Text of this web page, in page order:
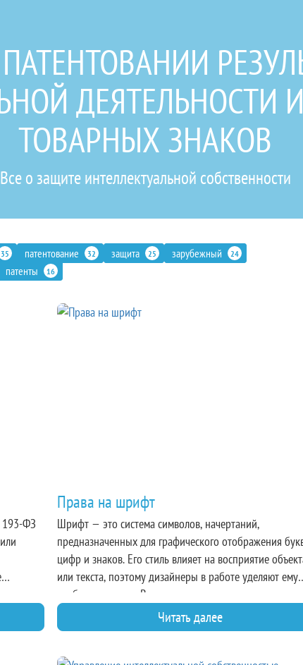
ДЕЯТЕЛЬНОСТИ
ТОВАРНЫХ ЗНАКОВ
Все о защите интеллектуальной собственности
35 патентование 32 защита 25 зарубежный 24
патенты 16
193-ФЗ
Права на шрифт
Шрифт — это система символов, начертаний,
предназначенных для графического отображения
цифр и знаков. Его стиль влияет на восприятие
или текста, поэтому дизайнеры в работе уделяют ему
особое внимание. В то же время вопросы, как
использовать его законно, как грамотно оформить на
права, до сих пор остаются дискуссионными.
Читать далее